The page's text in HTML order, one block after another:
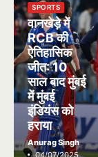
SPORTS
वानखेड़े में
RCB की
ऐतिहासिक
जीत: 10
साल बाद मुंबई
में मुंबई
इंडियंस को
हराया
Anurag Singh
04/07/2025